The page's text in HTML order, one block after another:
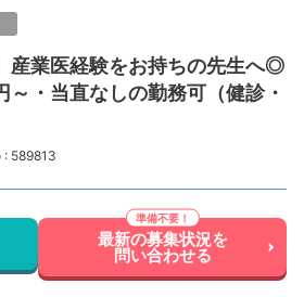
産業医経験をお持ちの先生へ◎
・当直なしの勤務可（健診・
: 589813
最新の募集状況を
問い合わせる